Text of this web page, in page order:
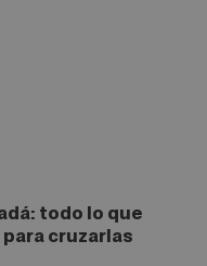
todo lo que
cruzarlas